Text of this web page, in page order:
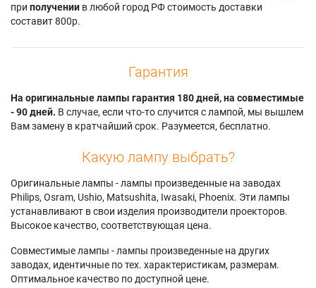
при получении в любой город РФ стоимость доставки
составит 800р.
Гарантия
На оригинальные лампы гарантия 180 дней, на совместимые
- 90 дней. В случае, если что-то случится с лампой, мы вышлем
Вам замену в кратчайший срок. Разумеется, бесплатно.
Какую лампу выбрать?
Оригинальные лампы - лампы произведенные на заводах
Philips, Osram, Ushio, Matsushita, Iwasaki, Phoenix. Эти лампы
устанавливают в свои изделия производители проекторов.
Высокое качество, соответствующая цена.
Совместимые лампы - лампы произведенные на других
заводах, идентичные по тех. характеристикам, размерам.
Оптимальное качество по доступной цене.